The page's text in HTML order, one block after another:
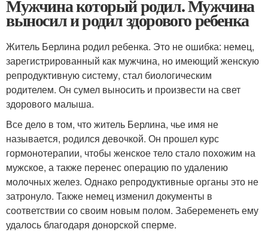
Мужчина который родил. Мужчина
выносил и родил здорового ребенка
Житель Берлина родил ребенка. Это не ошибка: немец,
зарегистрированный как мужчина, но имеющий женскую
репродуктивную систему, стал биологическим
родителем. Он сумел выносить и произвести на свет
здорового малыша.
Все дело в том, что житель Берлина, чье имя не
называется, родился девочкой. Он прошел курс
гормонотерапии, чтобы женское тело стало похожим на
мужское, а также перенес операцию по удалению
молочных желез. Однако репродуктивные органы это не
затронуло. Также немец изменил документы в
соответствии со своим новым полом. Забеременеть ему
удалось благодаря донорской сперме.